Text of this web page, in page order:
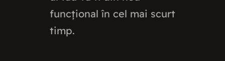
funcțional în cel mai scurt
timp.